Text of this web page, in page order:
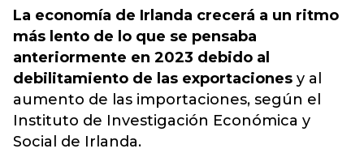
La economía de Irlanda crecerá a un ritmo
más lento de lo que se pensaba
anteriormente en 2023 debido al
debilitamiento de las exportaciones y al
aumento de las importaciones, según el
Instituto de Investigación Económica y
Social de Irlanda.